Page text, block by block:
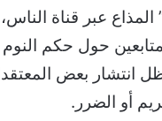
المذاع عبر قناة
حول حكم النوم
انتشار بعض
أو الضرر.